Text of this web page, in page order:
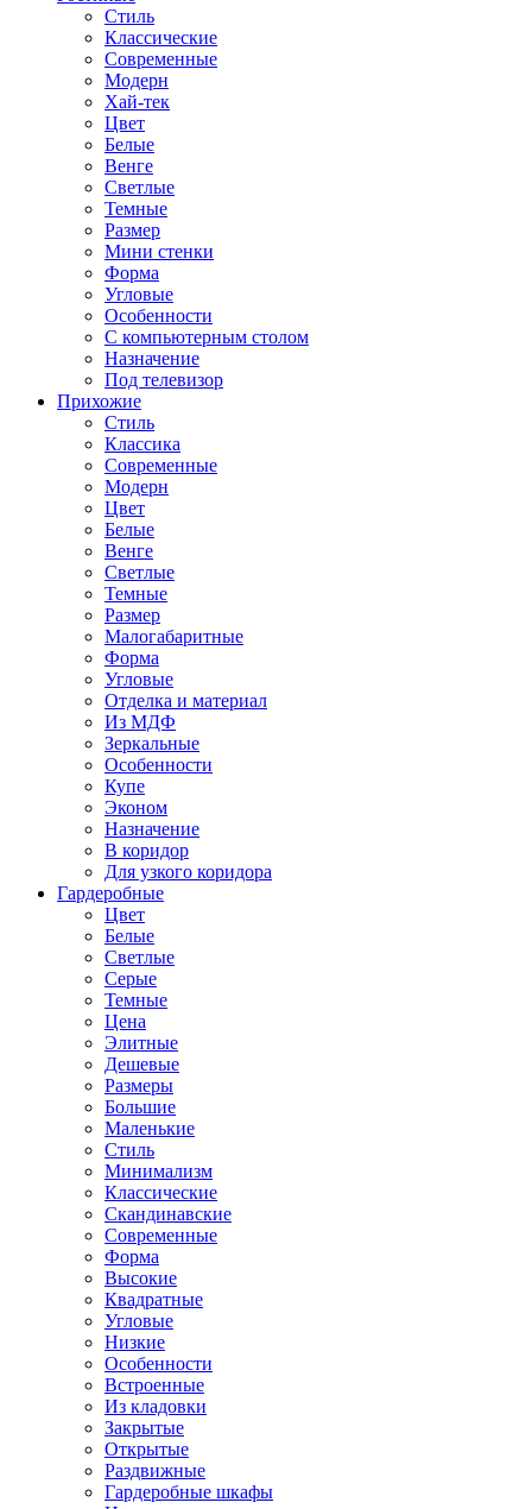
Стиль
Классические
Современные
Модерн
Хай-тек
Цвет
Белые
Венге
Светлые
Темные
Размер
Мини стенки
Форма
Угловые
Особенности
С компьютерным столом
Назначение
Под телевизор
Прихожие
Стиль
Классика
Современные
Модерн
Цвет
Белые
Венге
Светлые
Темные
Размер
Малогабаритные
Форма
Угловые
Отделка и материал
Из МДФ
Зеркальные
Особенности
Купе
Эконом
Назначение
В коридор
Для узкого коридора
Гардеробные
Цвет
Белые
Светлые
Серые
Темные
Цена
Элитные
Дешевые
Размеры
Большие
Маленькие
Стиль
Минимализм
Классические
Скандинавские
Современные
Форма
Высокие
Квадратные
Угловые
Низкие
Особенности
Встроенные
Из кладовки
Закрытые
Открытые
Раздвижные
Гардеробные шкафы